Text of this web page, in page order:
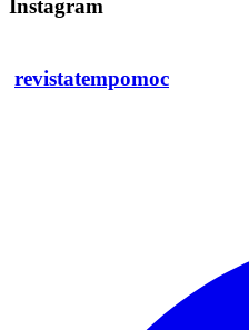
Instagram
revistatempomoc